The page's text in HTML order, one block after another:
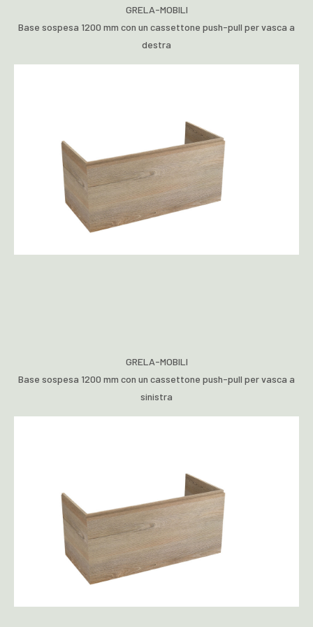
GRELA-MOBILI
Base sospesa 1200 mm con un cassettone push-pull per vasca a
destra
GRELA-MOBILI
Base sospesa 1200 mm con un cassettone push-pull per vasca a
sinistra